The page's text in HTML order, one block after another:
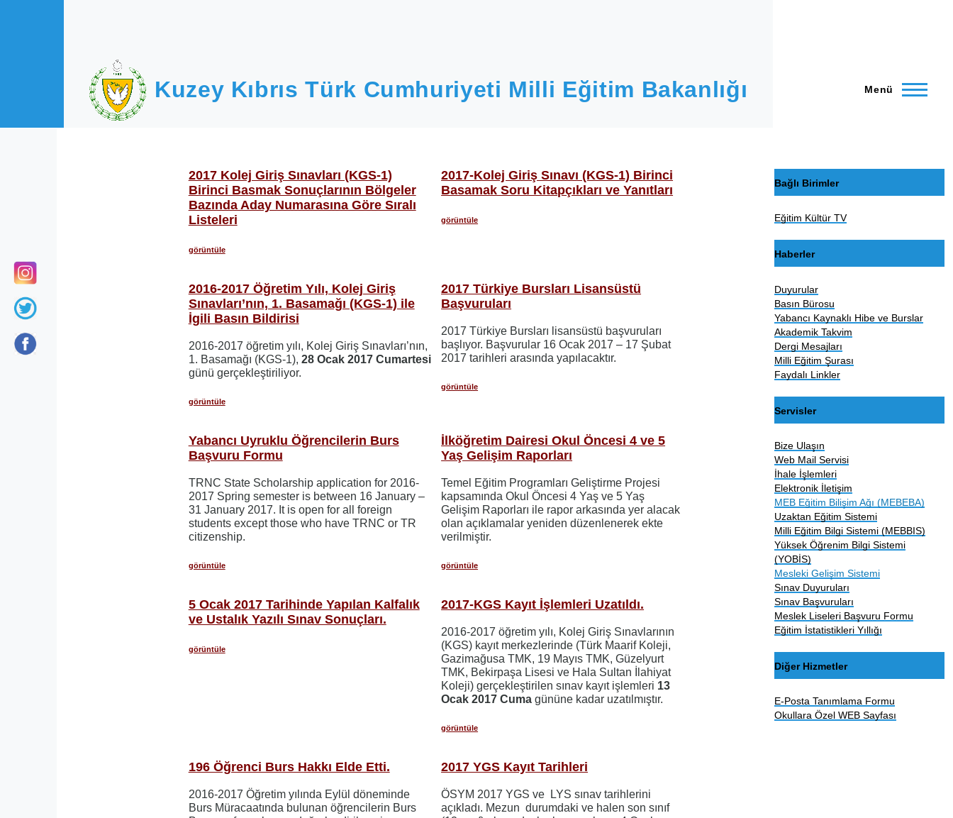
Kuzey Kıbrıs Türk Cumhuriyeti Milli Eğitim Bakanlığı Menü
2017 Kolej Giriş Sınavları (KGS-1)
Birinci Basmak Sonuçlarının Bölgeler
Bazında Aday Numarasına Göre Sıralı
Listeleri
görüntüle
2017-Kolej Giriş Sınavı (KGS-1) Birinci
Basamak Soru Kitapçıkları ve Yanıtları
görüntüle
2016-2017 Öğretim Yılı, Kolej Giriş
Sınavları’nın, 1. Basamağı (KGS-1) ile
İgili Basın Bildirisi
2016-2017 öğretim yılı, Kolej Giriş Sınavları’nın,
1. Basamağı (KGS-1), 28 Ocak 2017 Cumartesi
günü gerçekleştiriliyor.
görüntüle
2017 Türkiye Bursları Lisansüstü
Başvuruları
2017 Türkiye Bursları lisansüstü başvuruları
başlıyor. Başvurular 16 Ocak 2017 – 17 Şubat
2017 tarihleri arasında yapılacaktır.
görüntüle
Yabancı Uyruklu Öğrencilerin Burs
Başvuru Formu
TRNC State Scholarship application for 2016-
2017 Spring semester is between 16 January –
31 January 2017. It is open for all foreign
students except those who have TRNC or TR
citizenship.
görüntüle
İlköğretim Dairesi Okul Öncesi 4 ve 5
Yaş Gelişim Raporları
Temel Eğitim Programları Geliştirme Projesi
kapsamında Okul Öncesi 4 Yaş ve 5 Yaş
Gelişim Raporları ile rapor arkasında yer alacak
olan açıklamalar yeniden düzenlenerek ekte
verilmiştir.
görüntüle
5 Ocak 2017 Tarihinde Yapılan Kalfalık
ve Ustalık Yazılı Sınav Sonuçları.
görüntüle
2017-KGS Kayıt İşlemleri Uzatıldı.
2016-2017 öğretim yılı, Kolej Giriş Sınavlarının
(KGS) kayıt merkezlerinde (Türk Maarif Koleji,
Gazimağusa TMK, 19 Mayıs TMK, Güzelyurt
TMK, Bekirpaşa Lisesi ve Hala Sultan İlahiyat
Koleji) gerçekleştirilen sınav kayıt işlemleri 13
Ocak 2017 Cuma gününe kadar uzatılmıştır.
görüntüle
196 Öğrenci Burs Hakkı Elde Etti.
2016-2017 Öğretim yılında Eylül döneminde
Burs Müracaatında bulunan öğrencilerin Burs
2017 YGS Kayıt Tarihleri
ÖSYM 2017 YGS ve LYS sınav tarihlerini
açıkladı. Mezun durumdaki ve halen son sınıf
Bağlı Birimler
Eğitim Kültür TV
Haberler
Duyurular
Basın Bürosu
Yabancı Kaynaklı Hibe ve Burslar
Akademik Takvim
Dergi Mesajları
Milli Eğitim Şurası
Faydalı Linkler
Servisler
Bize Ulaşın
Web Mail Servisi
İhale İşlemleri
Elektronik İletişim
MEB Eğitim Bilişim Ağı (MEBEBA)
Uzaktan Eğitim Sistemi
Milli Eğitim Bilgi Sistemi (MEBBIS)
Yüksek Öğrenim Bilgi Sistemi
(YOBİS)
Mesleki Gelişim Sistemi
Sınav Duyuruları
Sınav Başvuruları
Meslek Liseleri Başvuru Formu
Eğitim İstatistikleri Yıllığı
Diğer Hizmetler
E-Posta Tanımlama Formu
Okullara Özel WEB Sayfası